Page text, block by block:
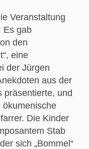
Veranstaltung
Es gab
den
eine
der Jürgen
aus der
präsentierte, und
ökumenische
Die Kinder
Stab
sich „Bommel“